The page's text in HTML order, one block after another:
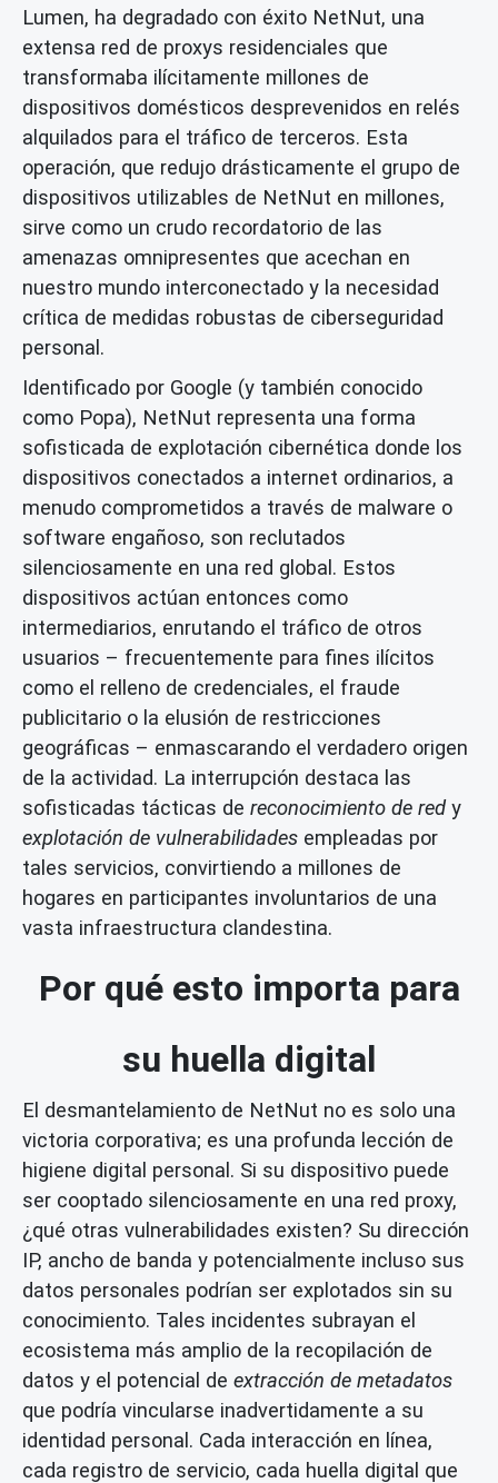
Lumen, ha degradado con éxito NetNut, una
extensa red de proxys residenciales que
transformaba ilícitamente millones de
dispositivos domésticos desprevenidos en relés
alquilados para el tráfico de terceros. Esta
operación, que redujo drásticamente el grupo de
dispositivos utilizables de NetNut en millones,
sirve como un crudo recordatorio de las
amenazas omnipresentes que acechan en
nuestro mundo interconectado y la necesidad
crítica de medidas robustas de ciberseguridad
personal.
Identificado por Google (y también conocido
como Popa), NetNut representa una forma
sofisticada de explotación cibernética donde los
dispositivos conectados a internet ordinarios, a
menudo comprometidos a través de malware o
software engañoso, son reclutados
silenciosamente en una red global. Estos
dispositivos actúan entonces como
intermediarios, enrutando el tráfico de otros
usuarios – frecuentemente para fines ilícitos
como el relleno de credenciales, el fraude
publicitario o la elusión de restricciones
geográficas – enmascarando el verdadero origen
de la actividad. La interrupción destaca las
sofisticadas tácticas de reconocimiento de redy
explotación de vulnerabilidades empleadas por
tales servicios, convirtiendo a millones de
hogares en participantes involuntarios de una
vasta infraestructura clandestina.
Por qué esto importa para
su huella digital
El desmantelamiento de NetNut no es solo una
victoria corporativa; es una profunda lección de
higiene digital personal. Si su dispositivo puede
ser cooptado silenciosamente en una red proxy,
¿qué otras vulnerabilidades existen? Su dirección
IP, ancho de banda y potencialmente incluso sus
datos personales podrían ser explotados sin su
conocimiento. Tales incidentes subrayan el
ecosistema más amplio de la recopilación de
datos y el potencial de extracción de metadatos
que podría vincularse inadvertidamente a su
identidad personal. Cada interacción en línea,
cada registro de servicio, cada huella digital que